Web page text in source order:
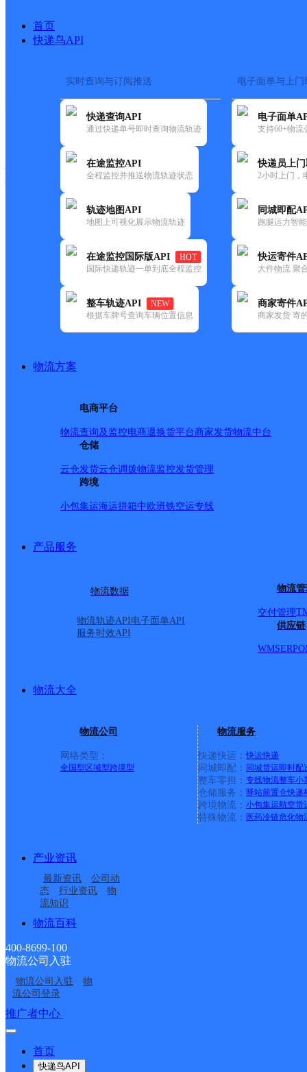
首页
快递鸟API
实时查询与订阅推送
快递查询API
通过快递单号即时查询物流轨迹
在途监控API
全程监控并推送物流轨迹状态
轨迹地图API
地图上可视化展示物流轨迹
在途监控国际版API
HOT
国际快递轨迹一单到底全程监控
整车轨迹API
NEW
根据车牌号查询车辆位置信息
电子面单与上门
电子面单
支持60+物流
快递员上
2小时上门，
同城即配
跑腿运力智
快运寄件
大件物流 聚
商家寄件
商家发货 寄
物流方案
电商平台
物流查询及监控电商退换货平台商家发货物流中台
仓储
云仓发货云仓调拨物流监控发货管理
跨境
小包集运海运拼箱中欧班铁空运专线
产品服务
物流数据
物流轨迹API电子面单API
服务时效API
物流
交付管理
供应链
WMSERP
物流大全
物流公司
网络类型：
全国型 区域型跨境型
物流服务
快递快运： 快运快递
同城即配： 同城货运即时配
整车零担： 专线物流整车小
仓储服务： 驿站前置仓快递
跨境物流： 小包集运航空货
特殊物流： 医药冷链危化物
产业资讯
最新资讯
公司动
态
行业资讯
物
流知识
物流百科
400-8699-100
物流公司入驻
物流公司入驻
物
流公司登录
推广者中心
首页
快递鸟API
快运大全 快递时效
韵达
广东云浮公司兴云分部
更新时间：2022-07-14 00:00:00
所属快递：韵达速递
所属区域：广东省-云浮市-云城区
网点地址：中国广东省云浮市云城区云城街道兴云东路
网点负责人：
居楼分部
广东云浮公司金辉煌分
部
广东云浮公司宝马路分
部
广东云浮公司恒大城分
部
广东云浮公司星岩分部
广东云浮公司三中分部
广东云浮公司河口便民
接口API
API接口 DEMO下载